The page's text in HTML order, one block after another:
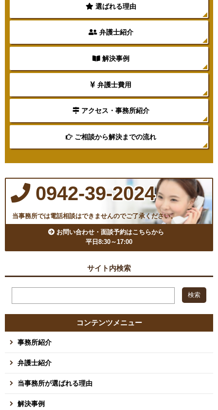
選ばれる理由
弁護士紹介
解決事例
弁護士費用
アクセス・事務所紹介
ご相談から解決までの流れ
0942-39-2024
当事務所では電話相談はできませんのでご了承ください。
お問い合わせ・面談予約はこちらから
平日8:30～17:00
サイト内検索
コンテンツメニュー
事務所紹介
弁護士紹介
当事務所が選ばれる理由
解決事例